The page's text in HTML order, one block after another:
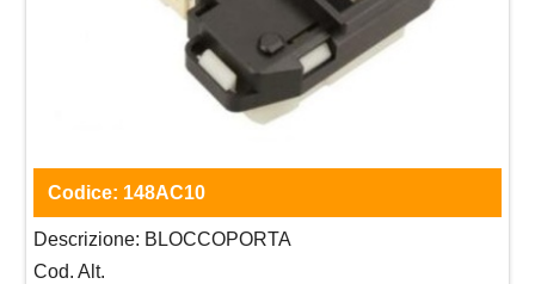
Codice: 148AC10
Descrizione: BLOCCOPORTA
Cod. Alt.